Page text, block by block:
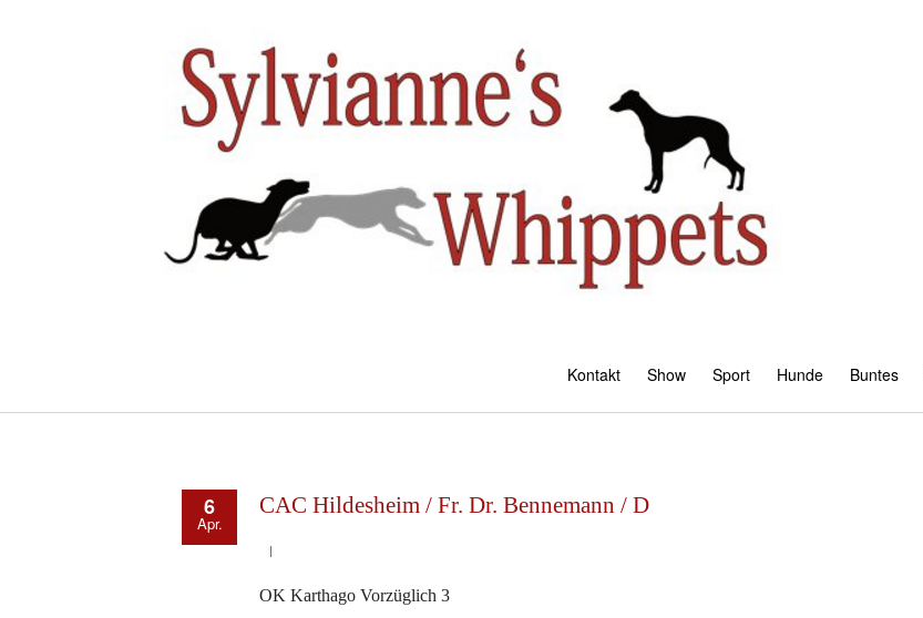
Kontakt Show Sport Hunde Buntes
6
Apr.
CAC Hildesheim / Fr. Dr. Bennemann / D
OK Karthago Vorzüglich 3